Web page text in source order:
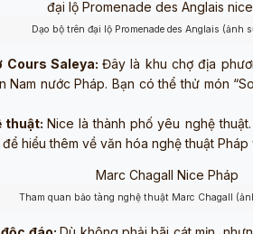
Dạo bộ trên đại lộ Promenade des Anglais (ảnh
Cours Saleya:Đây là khu chợ địa
Nam nước Pháp. Bạn có thể thử món
thuật: Nice là thành phố yêu nghệ
hiểu thêm về văn hóa nghệ thuật
Tham quan bảo tàng nghệ thuật Marc Chagall